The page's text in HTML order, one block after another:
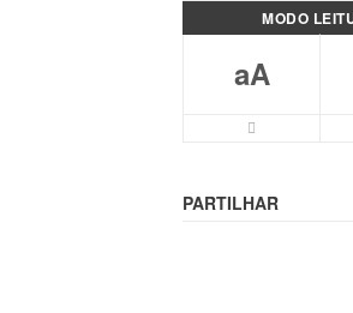
MODO
aA
PARTILHAR